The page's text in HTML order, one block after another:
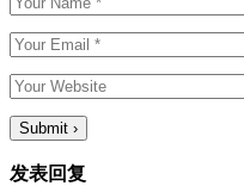
发表回复